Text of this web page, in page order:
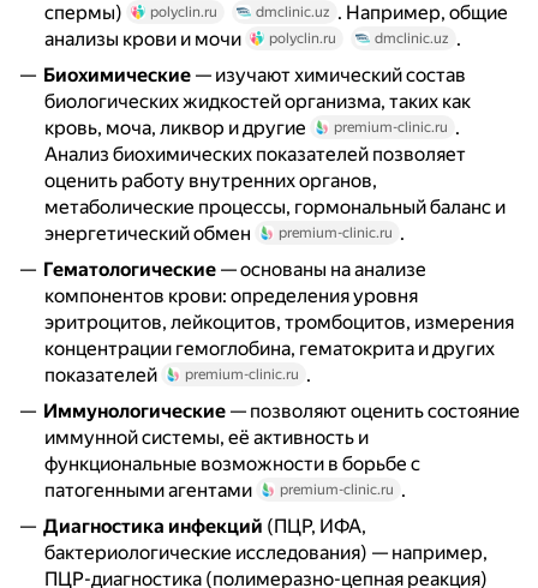
спермы)
polyclin.ru dmclinic.uz . Например, общие
анализы крови и мочи
polyclin.ru dmclinic.uz .
Биохимические — изучают химический состав
биологических жидкостей организма, таких как
кровь, моча, ликвор и другие
premium-clinic.ru .
Анализ биохимических показателей позволяет
оценить работу внутренних органов,
метаболические процессы, гормональный баланс и
энергетический обмен
premium-clinic.ru .
Гематологические — основаны на анализе
компонентов крови: определения уровня
эритроцитов, лейкоцитов, тромбоцитов, измерения
концентрации гемоглобина, гематокрита и других
показателей
premium-clinic.ru .
Иммунологические — позволяют оценить состояние
иммунной системы, её активность и
функциональные возможности в борьбе с
патогенными агентами
premium-clinic.ru .
Диагностика инфекций (ПЦР, ИФА,
бактериологические исследования) — например,
ПЦР-диагностика (полимеразно-цепная реакция)